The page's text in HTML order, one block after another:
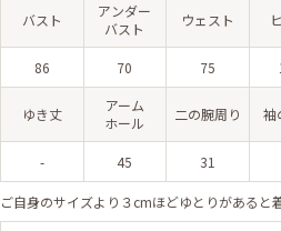
バスト
アンダー
バスト
ウェスト
86 70 75
ゆき丈
アーム
ホール
二の腕周り 袖
- 45 31
ご自身のサイズより３cmほどゆとりがあると